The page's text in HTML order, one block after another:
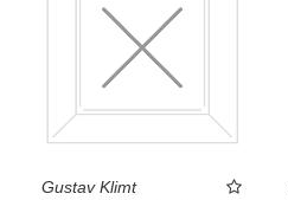
Gustav Klimt